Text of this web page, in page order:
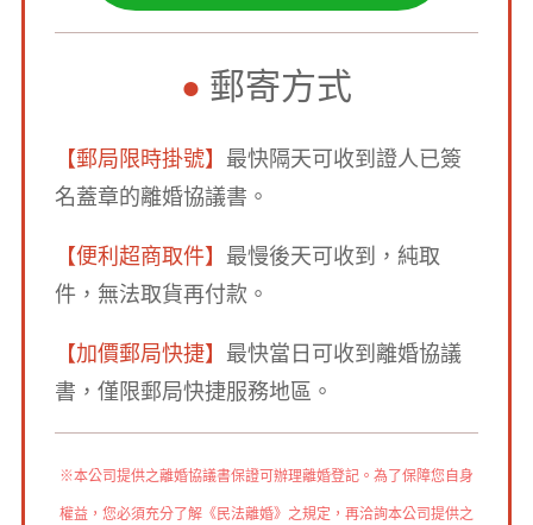
● 郵寄方式
【郵局限時掛號】 最快隔天可收到證人已簽
名蓋章的離婚協議書。
【便利超商取件】 最慢後天可收到，純取
件，無法取貨再付款。
【加價郵局快捷】 最快當日可收到離婚協議
書，僅限郵局快捷服務地區。
※本公司提供之離婚協議書保證可辦理離婚登記。為了保障您自身
權益，您必須充分了解《民法離婚》之規定，再洽詢本公司提供之